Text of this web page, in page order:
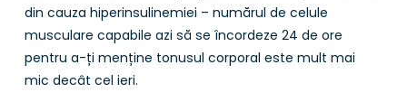
din cauza hiperinsulinemiei – numărul de celule
musculare capabile azi să se încordeze 24 de ore
pentru a-ți menține tonusul corporal este mult mai
mic decât cel ieri.